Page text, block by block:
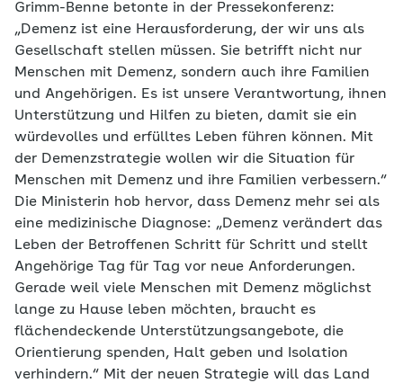
Grimm-Benne betonte in der Pressekonferenz:
„Demenz ist eine Herausforderung, der wir uns als
Gesellschaft stellen müssen. Sie betrifft nicht nur
Menschen mit Demenz, sondern auch ihre Familien
und Angehörigen. Es ist unsere Verantwortung, ihnen
Unterstützung und Hilfen zu bieten, damit sie ein
würdevolles und erfülltes Leben führen können. Mit
der Demenzstrategie wollen wir die Situation für
Menschen mit Demenz und ihre Familien verbessern.“
Die Ministerin hob hervor, dass Demenz mehr sei als
eine medizinische Diagnose: „Demenz verändert das
Leben der Betroffenen Schritt für Schritt und stellt
Angehörige Tag für Tag vor neue Anforderungen.
Gerade weil viele Menschen mit Demenz möglichst
lange zu Hause leben möchten, braucht es
flächendeckende Unterstützungsangebote, die
Orientierung spenden, Halt geben und Isolation
verhindern.“ Mit der neuen Strategie will das Land